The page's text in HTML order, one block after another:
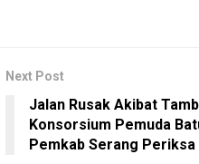
Next Post
Jalan Rusak Akibat
Konsorsium Pemuda
Pemkab Serang Periksa